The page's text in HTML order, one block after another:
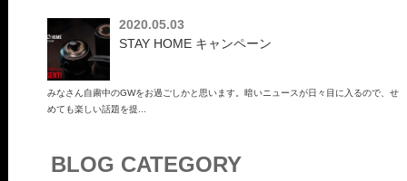
2020.05.03
STAY HOME キャンペーン
みなさん自粛中のGWをお過ごしかと思います。暗いニュースが日々目に入るので、せ
めても楽しい話題を提...
BLOG CATEGORY